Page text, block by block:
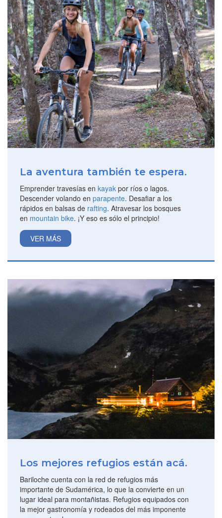
La aventura también te espera.
Emprender travesías en kayak por ríos o lagos.
Descender volando en parapente. Desafiar a los
rápidos en balsas de rafting. Atravesar los bosques
en mountain bike. ¡Y eso es sólo el principio!
VER MÁS
Los mejores refugios están acá.
Bariloche cuenta con la red de refugios más
importante de Sudamérica, lo que la convierte en un
lugar ideal para montañistas. Refugios equipados con
la mejor gastronomía y rodeados del más imponente